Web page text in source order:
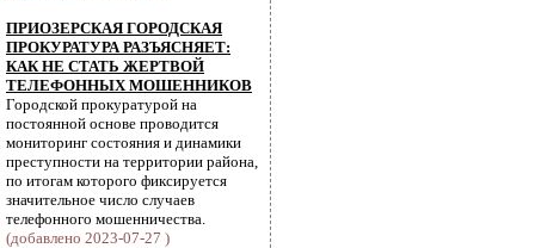
ПРИОЗЕРСКАЯ ГОРОДСКАЯ
ПРОКУРАТУРА РАЗЪЯСНЯЕТ:
КАК НЕ СТАТЬ ЖЕРТВОЙ
ТЕЛЕФОННЫХ МОШЕННИКОВ
Городской прокуратурой на
постоянной основе проводится
мониторинг состояния и динамики
преступности на территории района,
по итогам которого фиксируется
значительное число случаев
телефонного мошенничества.
(добавлено 2023-07-27 )